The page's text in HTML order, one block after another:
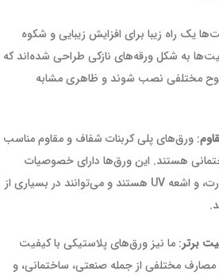
یک راه زیبا برای افزایش زیبایی و شکوه
به شکل ورقه‌های نازکی طراحی شده‌اند که
مختلفی نصب شوند و ظاهری مشابه
: ورق‌های پلی کربنات شفاف و مقاوم مناسب
هستند. این ورق‌ها دارای خصوصیات
مقاومت بالا در برابر ضربه، حرارت، و اشعه UV هستند و می‌توانند در بسیاری از
برتر: ما نیز ورق‌های پلاستیکی با کیفیت
مصارف مختلفی از جمله صنعتی، ساختمانی، و